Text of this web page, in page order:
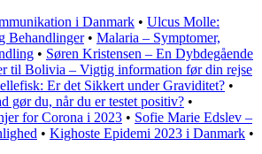
i Danmark • Ulcus Molle:
Behandlinger• Malaria – Symptomer,
• Søren Kristensen – En Dybdegående
til Bolivia – Vigtig information før din rejse
Er det Sikkert under Graviditet? •
gør du, når du er testet positiv? •
for Corona i 2023 • Sofie Marie Edslev –
• Kighoste Epidemi 2023 i Danmark •